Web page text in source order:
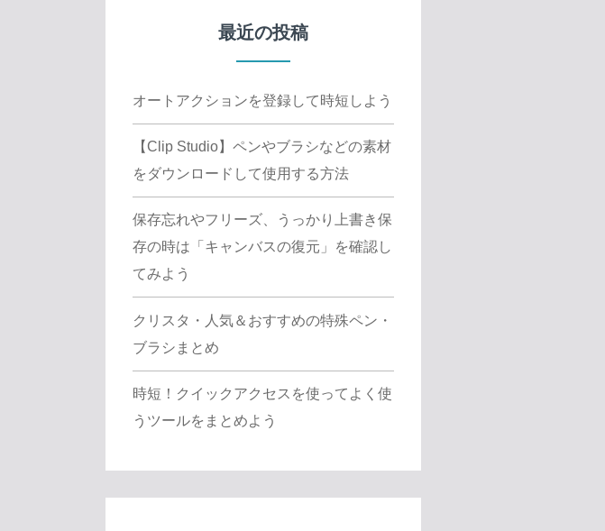
最近の投稿
オートアクションを登録して時短しよう
【Clip Studio】ペンやブラシなどの素材
をダウンロードして使用する方法
保存忘れやフリーズ、うっかり上書き保
存の時は「キャンバスの復元」を確認し
てみよう
クリスタ・人気＆おすすめの特殊ペン・
ブラシまとめ
時短！クイックアクセスを使ってよく使
うツールをまとめよう